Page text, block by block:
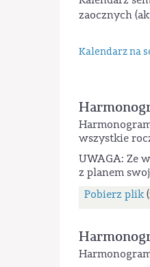
zaocznych
Kalendarz na
wszystkie
UWAGA: Ze
z planem
Pobierz plik